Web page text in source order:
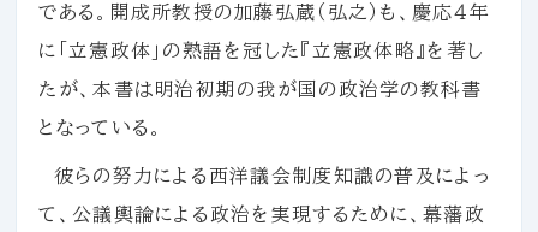
である。開成所教授の加藤弘蔵（弘之）も、慶応４年
に「立憲政体」の熟語を冠した『立憲政体略』を著し
たが、本書は明治初期の我が国の政治学の教科書
となっている。
彼らの努力による西洋議会制度知識の普及によっ
て、公議輿論による政治を実現するために、幕藩政